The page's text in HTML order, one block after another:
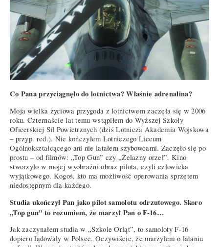
Co Pana przyciągnęło do lotnictwa? Właśnie adrenalina?
Moja wielka życiowa przygoda z lotnictwem zaczęła się w 2006
roku. Czternaście lat temu wstąpiłem do Wyższej Szkoły
Oficerskiej Sił Powietrznych (dziś Lotnicza Akademia Wojskowa
– przyp. red.). Nie kończyłem Lotniczego Liceum
Ogólnokształcącego ani nie latałem szybowcami. Zaczęło się po
prostu – od filmów: „Top Gun” czy „Żelazny orzeł”. Kino
stworzyło w mojej wyobraźni obraz pilota, czyli człowieka
wyjątkowego. Kogoś, kto ma możliwość operowania sprzętem
niedostępnym dla każdego.
Studia ukończył Pan jako pilot samolotu odrzutowego. Skoro
„Top gun” to rozumiem, że marzył Pan o F-16…
Jak zaczynałem studia w „Szkole Orląt”, to samoloty F-16
dopiero lądowały w Polsce. Oczywiście, że marzyłem o lataniu